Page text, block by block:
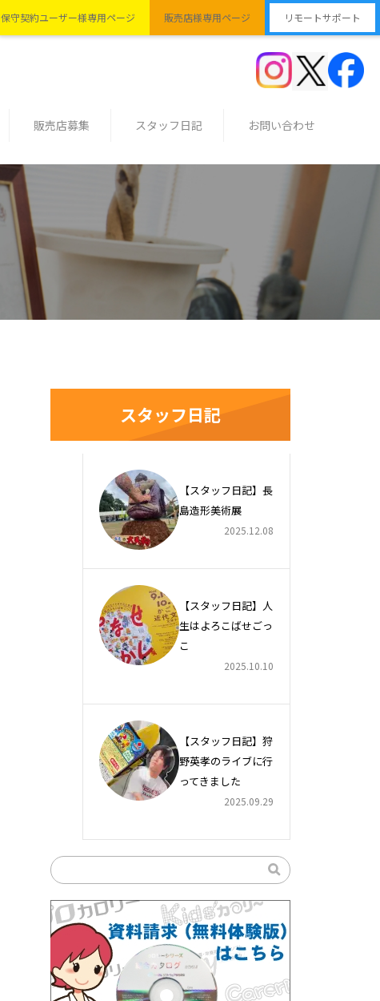
保守契約ユーザー様専用ページ 販売店様専用ページ リモートサポート
販売店募集 スタッフ日記 お問い合わせ
スタッフ日記
【スタッフ日記】長
島造形美術展
2025.12.08
【スタッフ日記】人
生はよろこばせごっ
こ
2025.10.10
【スタッフ日記】狩
野英孝のライブに行
ってきました
2025.09.29